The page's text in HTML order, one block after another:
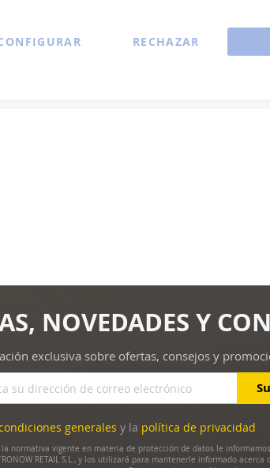
RECHAZAR
NOVEDADES Y
exclusiva sobre ofertas, consejos y
generales y la política de privacidad
normativa vigente en materia de protección de datos le
RETAIL S.L., y los utilizará para mantenerle informado